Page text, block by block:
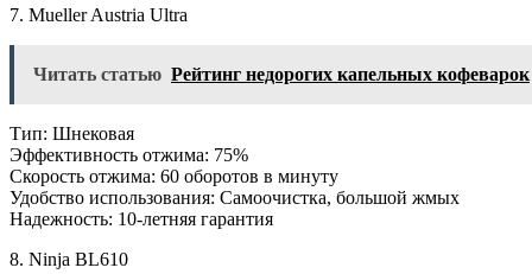
7. Mueller Austria Ultra
Читать статью Рейтинг недорогих капельных кофеварок
Тип: Шнековая
Эффективность отжима: 75%
Скорость отжима: 60 оборотов в минуту
Удобство использования: Самоочистка, большой жмых
Надежность: 10-летняя гарантия
8. Ninja BL610